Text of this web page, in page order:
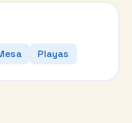
Playas